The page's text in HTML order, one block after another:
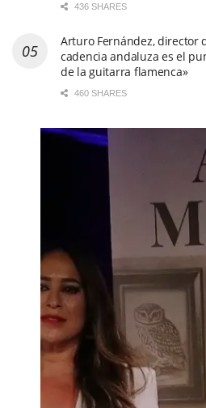
436 SHARES
Arturo Fernández, director
cadencia andaluza es el
de la guitarra flamenca»
460 SHARES